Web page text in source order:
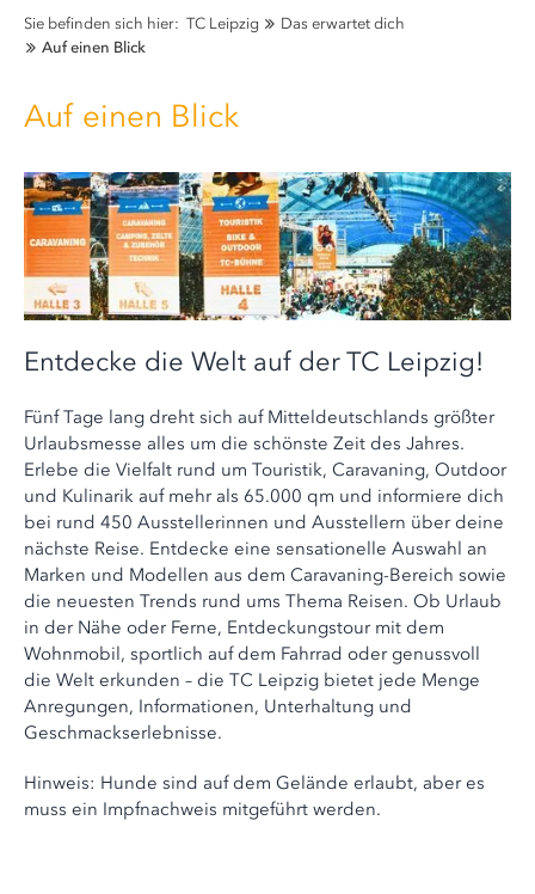
Sie befinden sich hier: TC Leipzig
Das erwartet dich
Auf einen Blick
Auf einen Blick
Entdecke die Welt auf der TC Leipzig!
Fünf Tage lang dreht sich auf Mitteldeutschlands größter
Urlaubsmesse alles um die schönste Zeit des Jahres.
Erlebe die Vielfalt rund um Touristik, Caravaning, Outdoor
und Kulinarik auf mehr als 65.000 qm und informiere dich
bei rund 450 Ausstellerinnen und Ausstellern über deine
nächste Reise. Entdecke eine sensationelle Auswahl an
Marken und Modellen aus dem Caravaning-Bereich sowie
die neuesten Trends rund ums Thema Reisen. Ob Urlaub
in der Nähe oder Ferne, Entdeckungstour mit dem
Wohnmobil, sportlich auf dem Fahrrad oder genussvoll
die Welt erkunden – die TC Leipzig bietet jede Menge
Anregungen, Informationen, Unterhaltung und
Geschmackserlebnisse.
Hinweis: Hunde sind auf dem Gelände erlaubt, aber es
muss ein Impfnachweis mitgeführt werden.